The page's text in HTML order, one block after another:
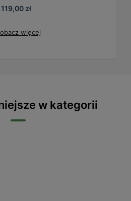
119,00 zł
więcej
w kategorii